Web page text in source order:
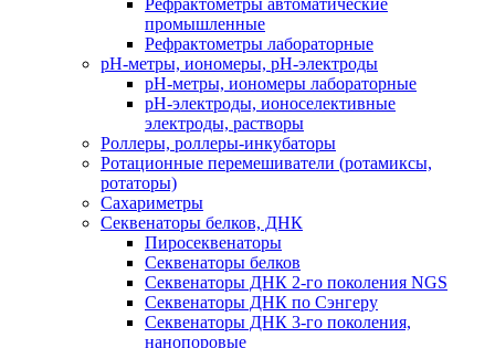
Рефрактометры автоматические
промышленные
Рефрактометры лабораторные
рН-метры, иономеры, рН-электроды
рН-метры, иономеры лабораторные
рН-электроды, ионоселективные
электроды, растворы
Роллеры, роллеры-инкубаторы
Ротационные перемешиватели (ротамиксы,
ротаторы)
Сахариметры
Секвенаторы белков, ДНК
Пиросеквенаторы
Секвенаторы белков
Секвенаторы ДНК 2-го поколения NGS
Секвенаторы ДНК по Сэнгеру
Секвенаторы ДНК 3-го поколения,
нанопоровые